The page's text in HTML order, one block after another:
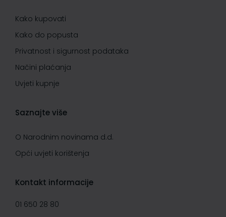
Kako kupovati
Kako do popusta
Privatnost i sigurnost podataka
Načini plaćanja
Uvjeti kupnje
Saznajte više
O Narodnim novinama d.d.
Opći uvjeti korištenja
Kontakt informacije
01 650 28 80